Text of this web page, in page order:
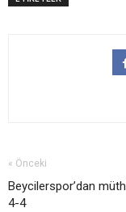
« Önceki
Beycilerspor’dan
4-4